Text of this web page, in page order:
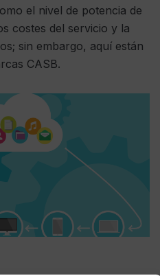
el nivel de potencia de
costes del servicio y la
sin embargo, aquí están
CASB.